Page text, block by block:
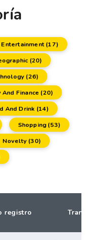
(17)
(20)
(26)
And Finance (20)
And Drink (14)
Shopping (53)
Novelty (30)
registro